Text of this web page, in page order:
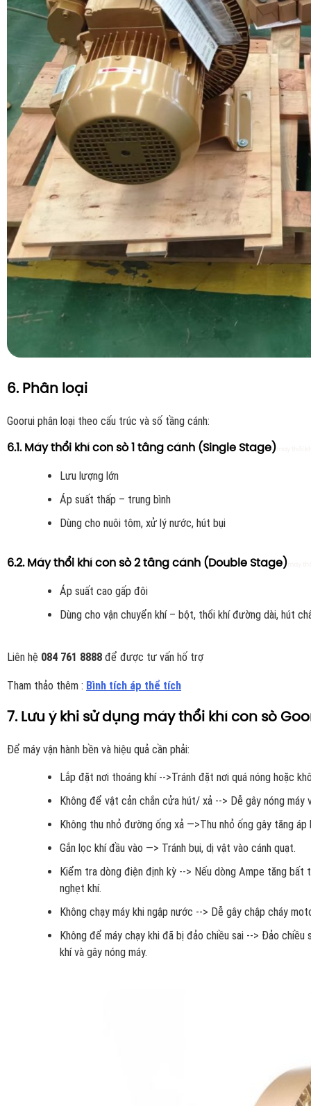
6. Phân loại
Goorui phân loại theo cấu trúc và số tầng cánh:
6.1. Máy thổi khí con sò 1 tầng cánh (Single Stage)
Lưu lượng lớn
Áp suất thấp – trung bình
Dùng cho nuôi tôm, xử lý nước, hút bụi
6.2. Máy thổi khí con sò 2 tầng cánh (Double Stage)
Áp suất cao gấp đôi
Dùng cho vận chuyển khí – bột, thổi khí đường dài, hút
Liên hệ 084 761 8888 để được tư vấn hố trợ
Tham thảo thêm : Bình tích áp thể tích
7. Lưu ý khi sử dụng máy thổi khí con sò
Để máy vận hành bền và hiệu quả cần phải:
Lắp đặt nơi thoáng khí -->Tránh đặt nơi quá nóng hoặc
Không để vật cản chắn cửa hút/ xả --> Dễ gây nóng máy
Không thu nhỏ đường ống xả —>Thu nhỏ ống gây tăng
Gắn lọc khí đầu vào —> Tránh bụi, dị vật vào cánh quạt.
Kiểm tra dòng điện định kỳ --> Nếu dòng Ampe tăng
nghẹt khí.
Không chạy máy khi ngập nước --> Dễ gây chập cháy
Không để máy chạy khi đã bị đảo chiều sai --> Đảo chiều
khí và gây nóng máy.